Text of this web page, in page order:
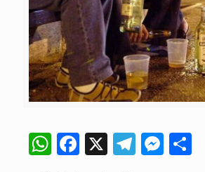
WhatsApp
Facebook
X